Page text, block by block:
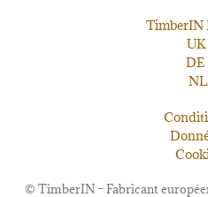
TimberIN
UK|
DE
NL
© TimberIN – Fabricant